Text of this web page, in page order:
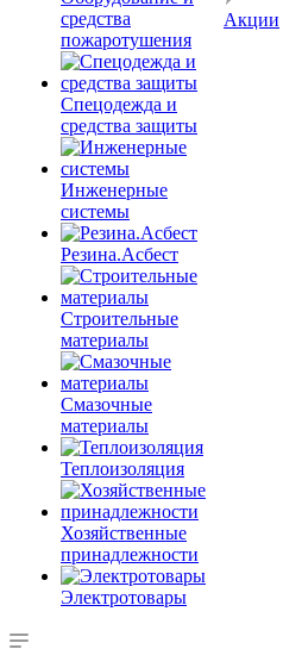
средства
пожаротушения
Спецодежда и
средства защиты
Инженерные
системы
Резина.Асбест
Строительные
материалы
Смазочные
материалы
Теплоизоляция
Хозяйственные
принадлежности
Электротовары
Акции